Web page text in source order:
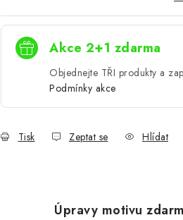
Akce 2+1 zdarma
Objednejte TŘI produkty a
Podmínky akce
Tisk Zeptat se Hlídat
Úpravy motivu